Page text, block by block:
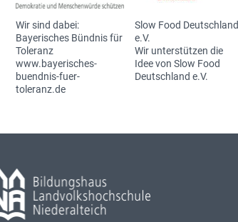
Wir sind dabei:
Bayerisches Bündnis für
Toleranz
www.bayerisches-
buendnis-fuer-
toleranz.de
Slow Food Deutschland
e.V.
Wir unterstützen die
Idee von Slow Food
Deutschland e.V.